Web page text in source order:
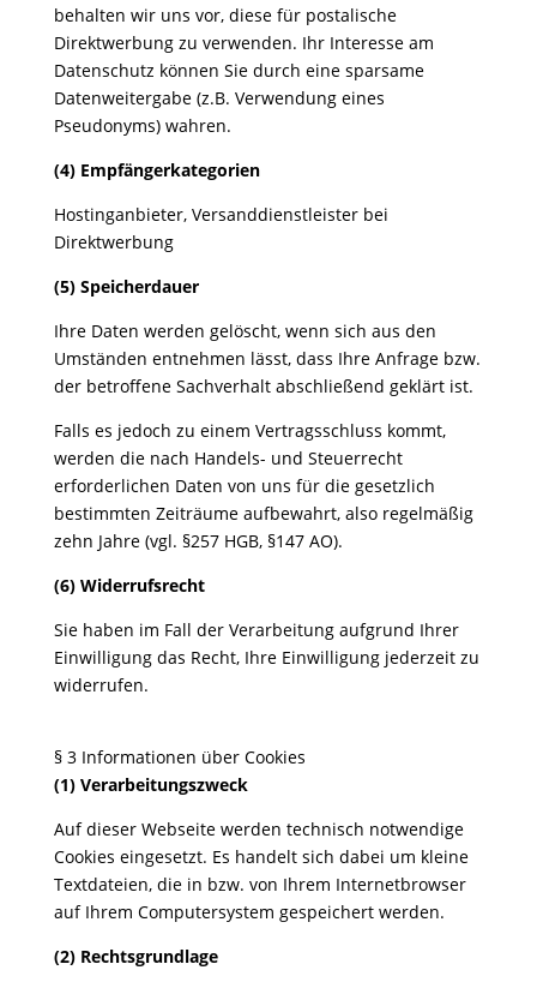
behalten wir uns vor, diese für postalische
Direktwerbung zu verwenden. Ihr Interesse am
Datenschutz können Sie durch eine sparsame
Datenweitergabe (z.B. Verwendung eines
Pseudonyms) wahren.
(4) Empfängerkategorien
Hostinganbieter, Versanddienstleister bei
Direktwerbung
(5) Speicherdauer
Ihre Daten werden gelöscht, wenn sich aus den
Umständen entnehmen lässt, dass Ihre Anfrage bzw.
der betroffene Sachverhalt abschließend geklärt ist.
Falls es jedoch zu einem Vertragsschluss kommt,
werden die nach Handels- und Steuerrecht
erforderlichen Daten von uns für die gesetzlich
bestimmten Zeiträume aufbewahrt, also regelmäßig
zehn Jahre (vgl. §257 HGB, §147 AO).
(6) Widerrufsrecht
Sie haben im Fall der Verarbeitung aufgrund Ihrer
Einwilligung das Recht, Ihre Einwilligung jederzeit zu
widerrufen.
§ 3 Informationen über Cookies
(1) Verarbeitungszweck
Auf dieser Webseite werden technisch notwendige
Cookies eingesetzt. Es handelt sich dabei um kleine
Textdateien, die in bzw. von Ihrem Internetbrowser
auf Ihrem Computersystem gespeichert werden.
(2) Rechtsgrundlage